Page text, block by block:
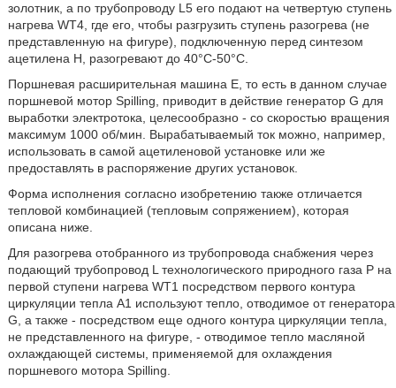
золотник, а по трубопроводу L5 его подают на четвертую ступень
нагрева WT4, где его, чтобы разгрузить ступень разогрева (не
представленную на фигуре), подключенную перед синтезом
ацетилена H, разогревают до 40°C-50°C.
Поршневая расширительная машина E, то есть в данном случае
поршневой мотор Spilling, приводит в действие генератор G для
выработки электротока, целесообразно - со скоростью вращения
максимум 1000 об/мин. Вырабатываемый ток можно, например,
использовать в самой ацетиленовой установке или же
предоставлять в распоряжение других установок.
Форма исполнения согласно изобретению также отличается
тепловой комбинацией (тепловым сопряжением), которая
описана ниже.
Для разогрева отобранного из трубопровода снабжения через
подающий трубопровод L технологического природного газа P на
первой ступени нагрева WT1 посредством первого контура
циркуляции тепла A1 используют тепло, отводимое от генератора
G, а также - посредством еще одного контура циркуляции тепла,
не представленного на фигуре, - отводимое тепло масляной
охлаждающей системы, применяемой для охлаждения
поршневого мотора Spilling.